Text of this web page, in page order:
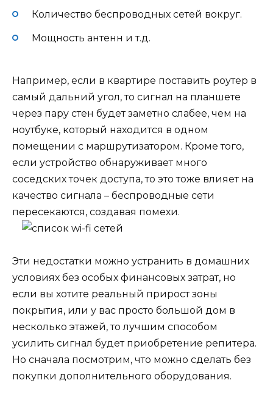
Количество беспроводных сетей вокруг.
Мощность антенн и т.д.
Например, если в квартире поставить роутер в
самый дальний угол, то сигнал на планшете
через пару стен будет заметно слабее, чем на
ноутбуке, который находится в одном
помещении с маршрутизатором. Кроме того,
если устройство обнаруживает много
соседских точек доступа, то это тоже влияет на
качество сигнала – беспроводные сети
пересекаются, создавая помехи.
Эти недостатки можно устранить в домашних
условиях без особых финансовых затрат, но
если вы хотите реальный прирост зоны
покрытия, или у вас просто большой дом в
несколько этажей, то лучшим способом
усилить сигнал будет приобретение репитера.
Но сначала посмотрим, что можно сделать без
покупки дополнительного оборудования.